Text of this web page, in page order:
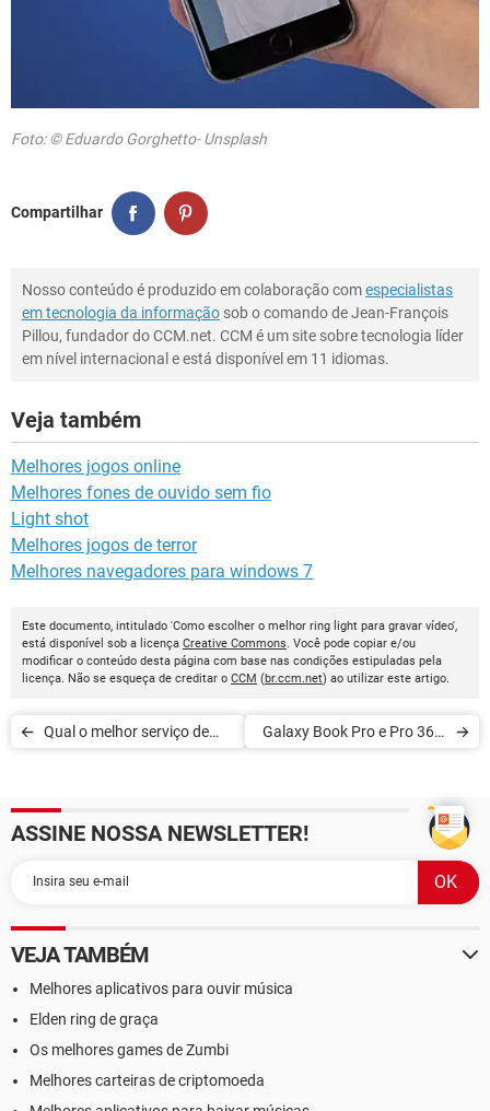
Foto: © Eduardo Gorghetto- Unsplash
Compartilhar
Nosso conteúdo é produzido em colaboração comespecialistas
em tecnologia da informação sob o comando de Jean-François
Pillou, fundador do CCM.net. CCM é um site sobre tecnologia líder
em nível internacional e está disponível em 11 idiomas.
Veja também
Melhores jogos online
Melhores fones de ouvido sem fio
Light shot
Melhores jogos de terror
Melhores navegadores para windows 7
Este documento, intitulado 'Como escolher o melhor ring light para gravar vídeo',
está disponível sob a licença Creative Commons. Você pode copiar e/ou
modificar o conteúdo desta página com base nas condições estipuladas pela
licença. Não se esqueça de creditar o CCM (br.ccm.net) ao utilizar este artigo.
Qual o melhor serviço de
Galaxy Book Pro e Pro 360:
ASSINE NOSSA NEWSLETTER!
VEJA TAMBÉM
Melhores aplicativos para ouvir música
Elden ring de graça
Os melhores games de Zumbi
Melhores carteiras de criptomoeda